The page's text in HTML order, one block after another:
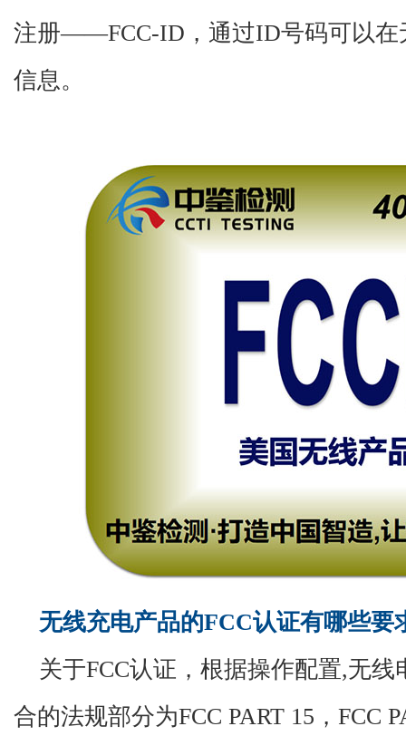
注册——FCC-ID，通过ID号码可以在
信息。
无线充电产品的FCC认证有哪些要
关于FCC认证，根据操作配置,无
合的法规部分为FCC PART 15，FCC